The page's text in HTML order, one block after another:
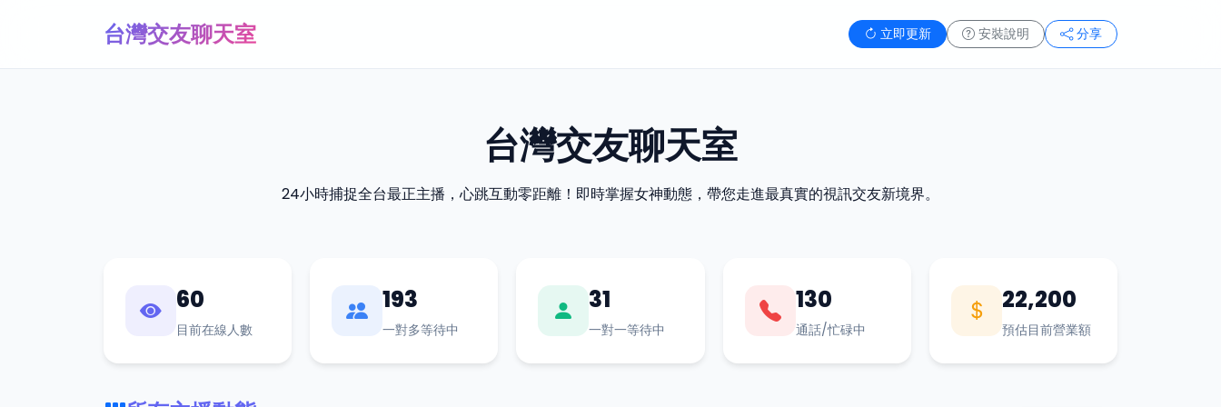
台灣交友聊天室 立即更新 安裝說明 分享
台灣交友聊天室
24小時捕捉全台最正主播，心跳互動零距離！即時掌握女神動態，帶您走進最真實的視訊交友新境界。
60
目前在線人數
193
一對多等待中
31
一對一等待中
130
通話/忙碌中
22,200
預估目前營業額